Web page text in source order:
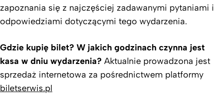
zapoznania się z najczęściej zadawanymi pytaniami i
odpowiedziami dotyczącymi tego wydarzenia.
Gdzie kupię bilet? W jakich godzinach czynna jest
kasa w dniu wydarzenia? Aktualnie prowadzona jest
sprzedaż internetowa za pośrednictwem platformy
biletserwis.pl